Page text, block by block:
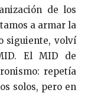
de los
a armar la
siguiente, volví
El MID de
repetía
solos, pero en